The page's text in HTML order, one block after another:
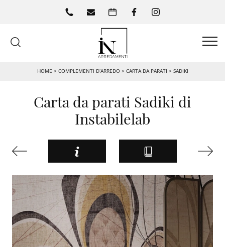
HOME > COMPLEMENTI D’ARREDO> CARTA DA PARATI > SADIKI
Carta da parati Sadiki di
Instabilelab